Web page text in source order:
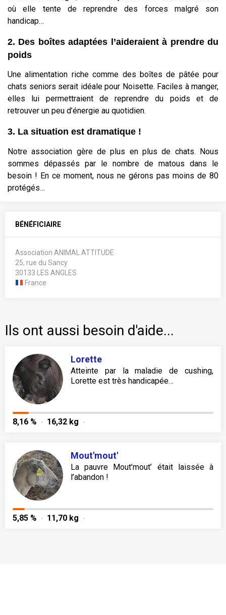
où elle tente de reprendre des forces malgré son
handicap…
2. Des boîtes adaptées l’aideraient à prendre du
poids
Une alimentation riche comme des boîtes de pâtée pour
chats seniors serait idéale pour Noisette. Faciles à manger,
elles lui permettraient de reprendre du poids et de
retrouver un peu d’énergie au quotidien.
3. La situation est dramatique !
Notre association gère de plus en plus de chats. Nous
sommes dépassés par le nombre de matous dans le
besoin ! En ce moment, nous ne gérons pas moins de 80
protégés…
BÉNÉFICIAIRE
Association ANIMAL ATTITUDE
25, rue du Sancy
30133 LES ANGLES
France
Ils ont aussi besoin d'aide...
Lorette
Atteinte par la maladie de cushing,
Lorette est très handicapée…
8,16 % 16,32 kg
Mout'mout'
La pauvre Mout’mout’ était laissée à
l’abandon !
5,85 % 11,70 kg